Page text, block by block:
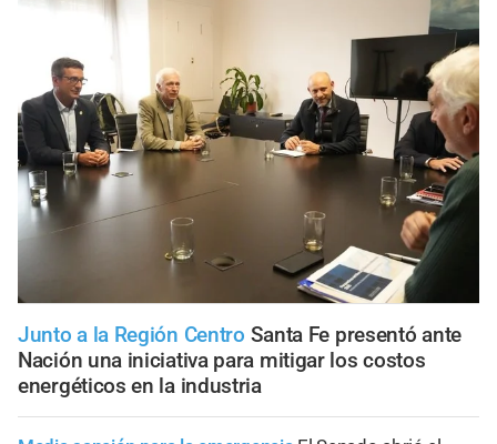
Junto a la Región Centro Santa Fe presentó ante
Nación una iniciativa para mitigar los costos
energéticos en la industria